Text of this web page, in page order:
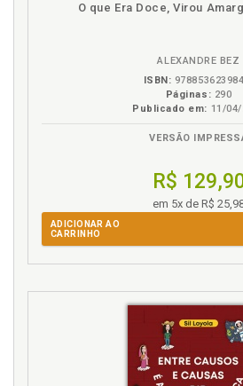
O que Era Doce, Virou
ALEXANDRE BEZ
ISBN:
Páginas: 290
Publicado em: 11/04/
VERSÃO
R$
em 5x de R$
ADICIONAR AO
CARRINHO